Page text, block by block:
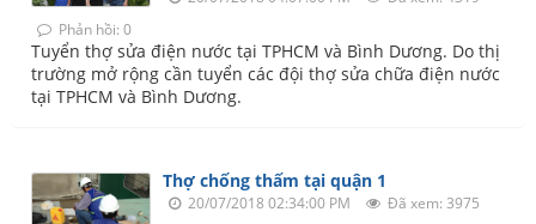
Phản hồi: 0
Tuyển thợ sửa điện nước tại TPHCM và Bình Dương. Do thị
trường mở rộng cần tuyển các đội thợ sửa chữa điện nước
tại TPHCM và Bình Dương.
Thợ chống thấm tại quận 1
20/07/2018 02:34:00 PM
Đã xem: 3975